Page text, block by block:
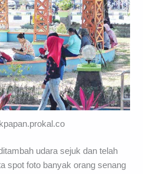
udara sejuk dan telah
spot foto banyak orang senang